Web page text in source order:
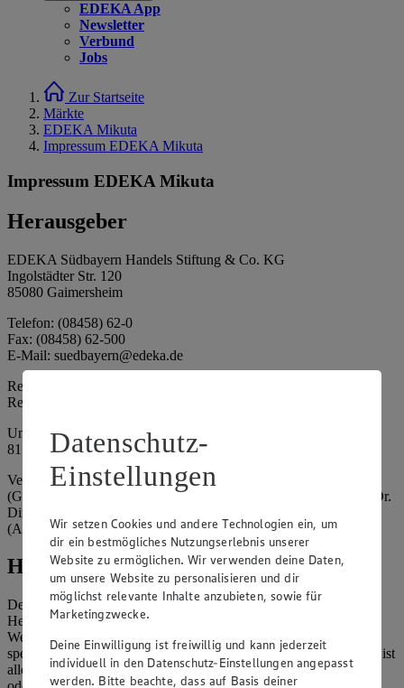
EDEKA App
Newsletter
Verbund
Jobs
Zur Startseite
Märkte
EDEKA Mikuta
Impressum EDEKA Mikuta
Impressum EDEKA Mikuta
Herausgeber
EDEKA Südbayern Handels Stiftung & Co. KG
Ingolstädter Str. 120
85080 Gaimersheim
Telefon: (08458) 62-0
Fax: (08458) 62-500
E-Mail: suedbayern@edeka.de
Registergericht: Amtsgericht Ingolstadt
Registernummer: HRA 3325
Umsatzsteuer-Identifikationsnummer gem. § 27a UStG: DE
815764015
Vertretungsberechtigte: EDEKA Südbayern Handelsstiftung
(Gesellschafter), Claus Hollinger (Vorstandsmitglied, Sprecher), Dr.
Dirk Eßmann (Vorstandsmitglied), Leo Schwaiberger
(Aufsichtsratsvorsitzender)
Hinweise
Der Inhalt dieser Website ist urheberrechtlich geschützt. Der
Herausgeber gewährt Ihnen jedoch das Recht, den auf dieser
Website bereitgestellten Text ganz oder ausschnittsweise zu
speichern und zu vervielfältigen. Aus Gründen des Urheberrechts ist
allerdings die Speicherung und Vervielfältigung von Bildmaterial
Datenschutz-
Einstellungen
Wir setzen Cookies und andere Technologien ein, um
dir ein bestmögliches Nutzungserlebnis unserer
Website zu ermöglichen. Wir verwenden deine Daten,
um unsere Website zu personalisieren und dir
möglichst relevante Inhalte anzubieten, sowie für
Marketingzwecke.
Deine Einwilligung ist freiwillig und kann jederzeit
individuell in den Datenschutz-Einstellungen angepasst
werden. Bitte beachte, dass auf Basis deiner